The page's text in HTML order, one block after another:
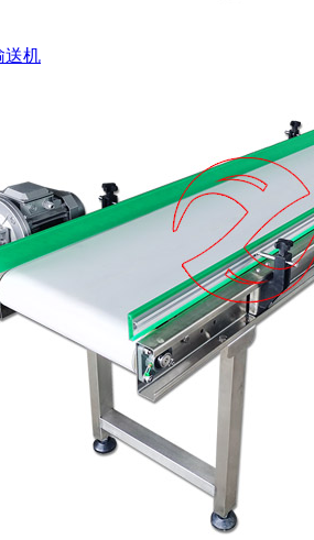
送机